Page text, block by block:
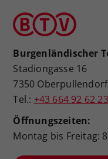
Burgenländischer
Stadiongasse 16
7350 Oberpullendorf
Tel.: +43 664 92 62
Öffnungszeiten:
Montag bis Freitag: